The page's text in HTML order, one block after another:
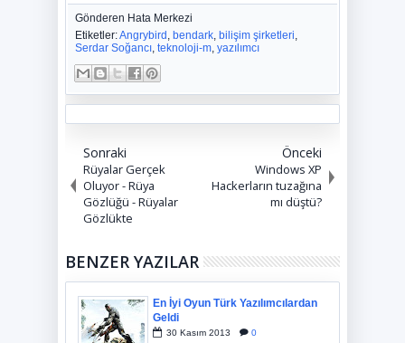
Gönderen Hata Merkezi
Etiketler:Angrybird , bendark, bilişim şirketleri,
Serdar Soğancı, teknoloji-m, yazılımcı
Sonraki
Rüyalar Gerçek
Oluyor - Rüya
Gözlüğü - Rüyalar
Gözlükte
Önceki
Windows XP
Hackerların tuzağına
mı düştü?
BENZER YAZILAR
En İyi Oyun Türk Yazılımcılardan
Geldi
30 Kasım 2013 0